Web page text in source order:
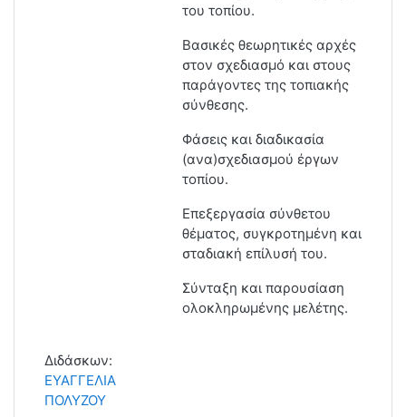
του τοπίου.
Βασικές θεωρητικές αρχές
στον σχεδιασμό και στους
παράγοντες της τοπιακής
σύνθεσης.
Φάσεις και διαδικασία
(ανα)σχεδιασμού έργων
τοπίου.
Επεξεργασία σύνθετου
θέματος, συγκροτημένη και
σταδιακή επίλυσή του.
Σύνταξη και παρουσίαση
ολοκληρωμένης μελέτης.
Διδάσκων:
ΕΥΑΓΓΕΛΙΑ
ΠΟΛΥΖΟΥ